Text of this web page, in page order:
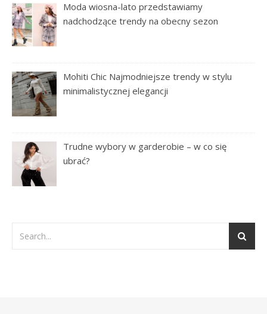
Moda wiosna-lato przedstawiamy
nadchodzące trendy na obecny sezon
Mohiti Chic Najmodniejsze trendy w stylu
minimalistycznej elegancji
Trudne wybory w garderobie – w co się
ubrać?